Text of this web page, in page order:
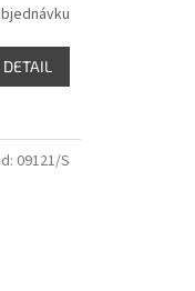
DETAIL
09121/S